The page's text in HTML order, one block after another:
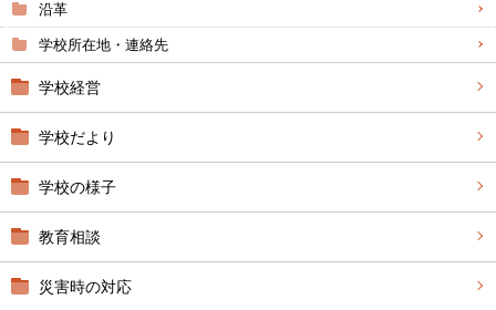
沿革
学校所在地・連絡先
学校経営
学校だより
学校の様子
教育相談
災害時の対応